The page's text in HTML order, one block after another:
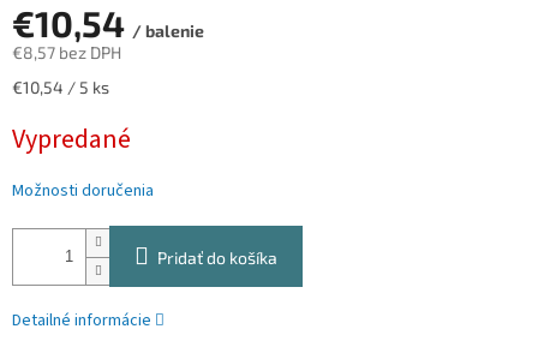
€10,54 / balenie
€8,57 bez DPH
Jednotková
€10,54 / 5 ks
Vypredané
Možnosti doručenia
Pridať do košíka
Detailné informácie